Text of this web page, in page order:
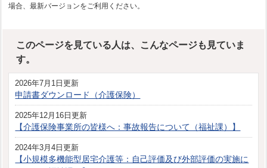
場合、最新バージョンをご利用ください。
このページを見ている人は、こんなページも見ていま
す。
2026年7月1日更新
申請書ダウンロード（介護保険）
2025年12月16日更新
【介護保険事業所の皆様へ：事故報告について（福祉課）】
2024年3月4日更新
【小規模多機能型居宅介護等：自己評価及び外部評価の実施に